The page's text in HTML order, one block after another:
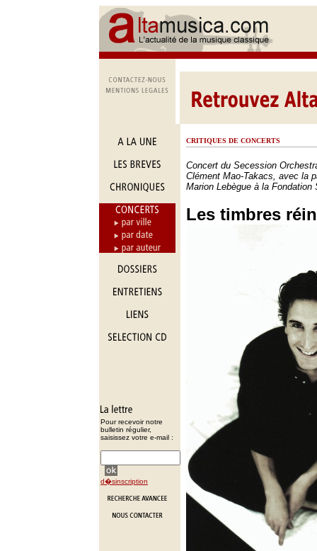
Pour recevoir notre
bulletin régulier,
saisissez votre e-mail :
d�sinscription
CRITIQUES DE CONCERTS
Concert du Secession
Clément Mao-Takacs, avec la
Marion Lebègue à la Fondation
Les timbres